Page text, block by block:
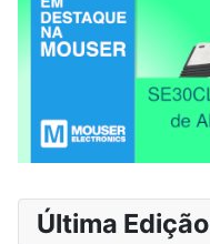
Última Edição